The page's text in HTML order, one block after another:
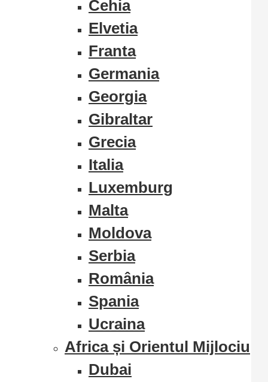
Cehia
Elvetia
Franta
Germania
Georgia
Gibraltar
Grecia
Italia
Luxemburg
Malta
Moldova
Serbia
România
Spania
Ucraina
Africa și Orientul Mijlociu
Dubai